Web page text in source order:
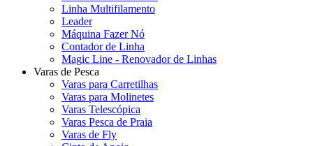
Linha Multifilamento
Leader
Máquina Fazer Nó
Contador de Linha
Magic Line - Renovador de Linhas
Varas de Pesca
Varas para Carretilhas
Varas para Molinetes
Varas Telescópica
Varas Pesca de Praia
Varas de Fly